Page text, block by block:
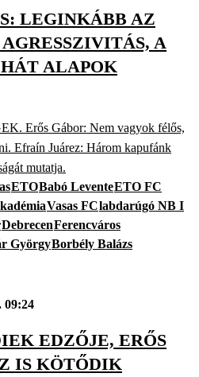
LEGINKÁBB AZ
A
ALAPOK
Erős Gábor: Nem vagyok félős,
Efraín Juárez: Három kapufánk
mutatja.
ETOBabó LeventeETO FC
Vasas FClabdarúgó NB I
DebrecenFerencváros
GyörgyBorbély Balázs
09:24
EDZŐJE, ERŐS
IS KÖTŐDIK